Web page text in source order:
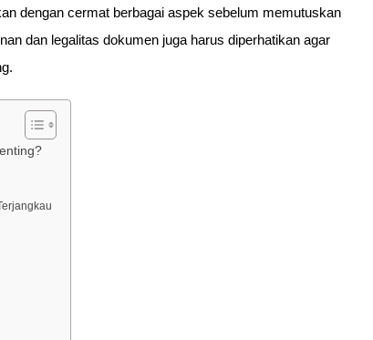
dengan cermat berbagai aspek sebelum memutuskan
dan legalitas dokumen juga harus diperhatikan agar